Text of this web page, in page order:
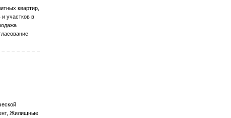
квартир,
участков в
Жилищные